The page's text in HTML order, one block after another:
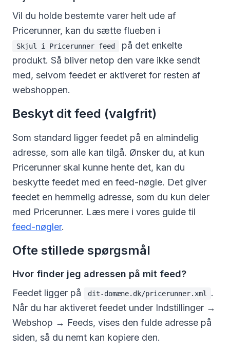
Vil du holde bestemte varer helt ude af
Pricerunner, kan du sætte flueben i
Skjul i Pricerunner feed
på det enkelte
produkt. Så bliver netop den vare ikke sendt
med, selvom feedet er aktiveret for resten af
webshoppen.
Beskyt dit feed (valgfrit)
Som standard ligger feedet på en almindelig
adresse, som alle kan tilgå. Ønsker du, at kun
Pricerunner skal kunne hente det, kan du
beskytte feedet med en feed-nøgle. Det giver
feedet en hemmelig adresse, som du kun deler
med Pricerunner. Læs mere i vores guide til
feed-nøgler.
Ofte stillede spørgsmål
Hvor finder jeg adressen på mit feed?
Feedet ligger på
dit-domæne.dk/pricerunner.xml
.
Når du har aktiveret feedet under Indstillinger →
Webshop → Feeds, vises den fulde adresse på
siden, så du nemt kan kopiere den.